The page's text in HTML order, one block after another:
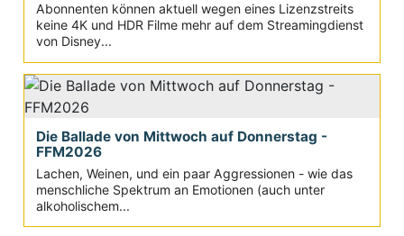
Abonnenten können aktuell wegen eines Lizenzstreits
keine 4K und HDR Filme mehr auf dem Streamingdienst
von Disney...
Die Ballade von Mittwoch auf Donnerstag -
FFM2026
Lachen, Weinen, und ein paar Aggressionen - wie das
menschliche Spektrum an Emotionen (auch unter
alkoholischem...